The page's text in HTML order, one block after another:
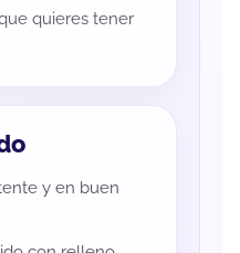
quieres tener
y en buen